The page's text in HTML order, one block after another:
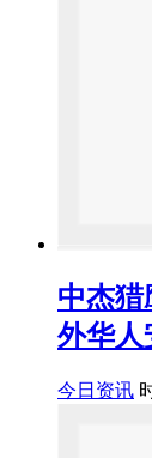
中杰猎
外华人
今日资讯